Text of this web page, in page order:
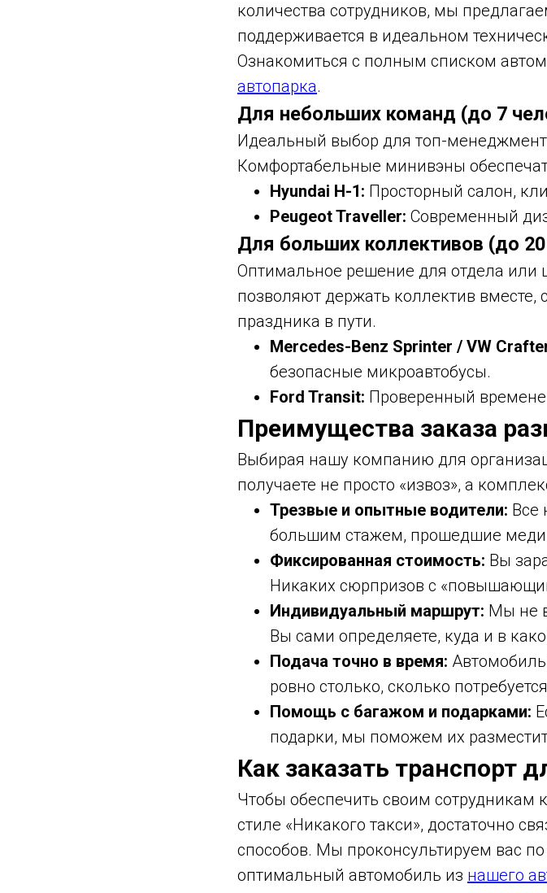
количества сотрудников, мы
поддерживается в идеальном
Ознакомиться с полным списком
автопарка.
Для небольших команд (до 7
Идеальный выбор для топ-
Комфортабельные минивэны
Hyundai H-1: Просторный салон,
Peugeot Traveller: Современный
Для больших коллективов (до
Оптимальное решение для отдела или
позволяют держать коллектив
праздника в пути.
Mercedes-Benz Sprinter / VW
безопасные микроавтобусы.
Ford Transit: Проверенный
Преимущества заказа
Выбирая нашу компанию для
получаете не просто «извоз», а
Трезвые и опытные водители: Все
большим стажем, прошедшие
Фиксированная стоимость: Вы
Никаких сюрпризов с
Индивидуальный маршрут: Мы не
Вы сами определяете, куда и в
Подача точно в время:
ровно столько, сколько
Помощь с багажом и подарками:
подарки, мы поможем их
Как заказать транспорт
Чтобы обеспечить своим
стиле «Никакого такси», достаточно
способов. Мы проконсультируем вас
оптимальный автомобиль из нашего